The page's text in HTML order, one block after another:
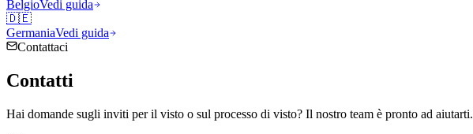
BelgioVedi guida
🇩🇪
GermaniaVedi guida
Contattaci
Contatti
Hai domande sugli inviti per il visto o sul processo di visto? Il nostro team è pronto ad aiutarti.